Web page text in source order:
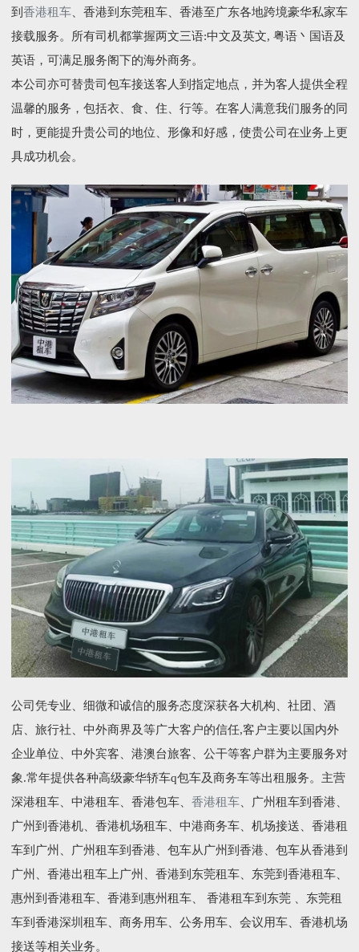
到 香港租车、香港到东莞租车、香港至广东各地跨境豪华私家车
接载服务。所有司机都掌握两文三语:中文及英文, 粤语丶国语及
英语，可满足服务阁下的海外商务。
本公司亦可替贵司包车接送客人到指定地点，并为客人提供全程
温馨的服务，包括衣、食、住、行等。在客人满意我们服务的同
时，更能提升贵公司的地位、形像和好感，使贵公司在业务上更
具成功机会。
公司凭专业、细微和诚信的服务态度深获各大机构、社团、酒
店、旅行社、中外商界及等广大客户的信任,客户主要以国内外
企业单位、中外宾客、港澳台旅客、公干等客户群为主要服务对
象.常年提供各种高级豪华轿车q包车及商务车等出租服务。主营
深港租车、中港租车、香港包车、 香港租车、广州租车到香港、
广州到香港机、香港机场租车、中港商务车、机场接送、香港租
车到广州、广州租车到香港、包车从广州到香港、包车从香港到
广州、香港出租车上广州、香港到东莞租车、东莞到香港租车、
惠州到香港租车、香港到惠州租车、 香港租车到东莞 、东莞租
车到香港深圳租车、商务用车、公务用车、会议用车、香港机场
接送等相关业务。